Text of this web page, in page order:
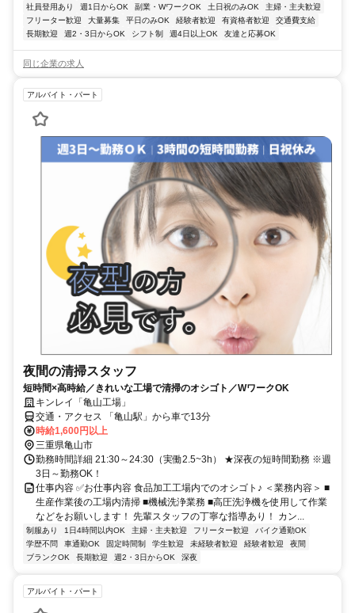
社員登用あり 週1日からOK 副業・WワークOK 土日祝のみOK
主婦・主夫歓迎
フリーター歓迎
大量募集 平日のみOK 経験者歓迎 有資格者歓迎
交通費支給
長期歓迎
週2・3日からOK シフト制 週4日以上OK 友達と応募OK
同じ企業の求人
アルバイト・パート
夜間の清掃スタッフ
短時間×高時給／きれいな工場で清掃のオシゴト／WワークOK
キンレイ「亀山工場」
交通・アクセス 「亀山駅」から車で13分
時給1,600円以上
三重県亀山市
勤務時間詳細 21:30～24:30（実働2.5~3h） ★深夜の短時間勤務 ※週
3日～勤務OK！
仕事内容 ✅お仕事内容 食品加工工場内でのオシゴト♪ ＜業務内容＞ ■
生産作業後の工場内清掃 ■機械洗浄業務 ■高圧洗浄機を使用して作業
などをお願いします！ 先輩スタッフの丁寧な指導あり！ カン...
制服あり 1日4時間以内OK 主婦・主夫歓迎 フリーター歓迎
バイク通勤OK
学歴不問
車通勤OK 固定時間制 学生歓迎 未経験者歓迎 経験者歓迎
夜間
ブランクOK
長期歓迎 週2・3日からOK 深夜
アルバイト・パート